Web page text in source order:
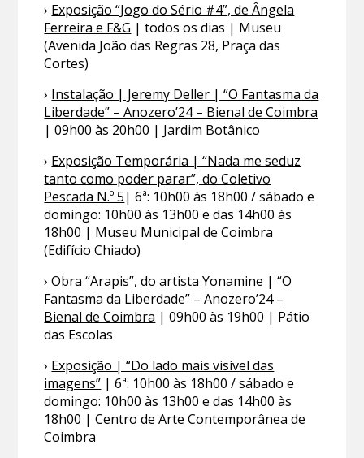
› Exposição “Jogo do Sério #4”, de Ângela
Ferreira e F&G | todos os dias | Museu
(Avenida João das Regras 28, Praça das
Cortes)
› Instalação | Jeremy Deller | “O Fantasma da
Liberdade” – Anozero’24 – Bienal de Coimbra
| 09h00 às 20h00 | Jardim Botânico
› Exposição Temporária | “Nada me seduz
tanto como poder parar”, do Coletivo
Pescada N.º 5| 6ª: 10h00 às 18h00 / sábado e
domingo: 10h00 às 13h00 e das 14h00 às
18h00 | Museu Municipal de Coimbra
(Edifício Chiado)
›Obra “Arapis”, do artista Yonamine | “O
Fantasma da Liberdade” – Anozero’24 –
Bienal de Coimbra | 09h00 às 19h00 | Pátio
das Escolas
› Exposição | “Do lado mais visível das
imagens” | 6ª: 10h00 às 18h00 / sábado e
domingo: 10h00 às 13h00 e das 14h00 às
18h00 | Centro de Arte Contemporânea de
Coimbra